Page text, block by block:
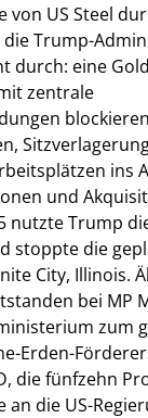
von US Steel
die Trump-
durch: eine
zentrale
ins
und
nutzte Trump
stoppte die
City, Illinois.
bei MP
zum
Erden-
die fünfzehn
an die US-